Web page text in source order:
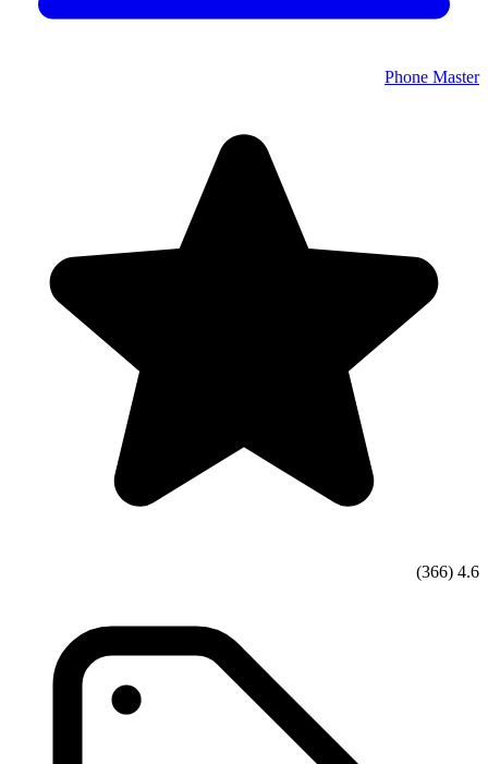
Phone Master
4.6
(366)